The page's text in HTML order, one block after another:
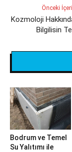
Önceki
Kozmoloji
Bilgilisin
Bodrum ve Temel
Su Yalıtımı ile